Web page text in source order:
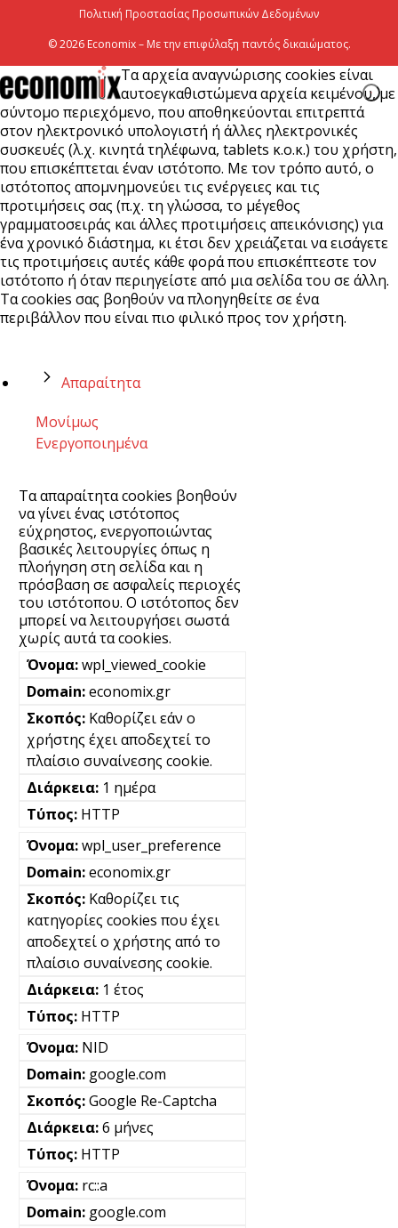
5 Αυγούστου 2026
Πολιτική Προστασίας Προσωπικών Δεδομένων
© 2026 Economix – Με την επιφύλαξη παντός δικαιώματος.
Τα αρχεία αναγνώρισης cookies είναι
αυτοεγκαθιστώμενα αρχεία κειμένου, με
σύντομο περιεχόμενο, που αποθηκεύονται επιτρεπτά
στον ηλεκτρονικό υπολογιστή ή άλλες ηλεκτρονικές
συσκευές (λ.χ. κινητά τηλέφωνα, tablets κ.ο.κ.) του χρήστη,
που επισκέπτεται έναν ιστότοπο. Με τον τρόπο αυτό, ο
ιστότοπος απομνημονεύει τις ενέργειες και τις
προτιμήσεις σας (π.χ. τη γλώσσα, το μέγεθος
γραμματοσειράς και άλλες προτιμήσεις απεικόνισης) για
ένα χρονικό διάστημα, κι έτσι δεν χρειάζεται να εισάγετε
τις προτιμήσεις αυτές κάθε φορά που επισκέπτεστε τον
ιστότοπο ή όταν περιηγείστε από μια σελίδα του σε άλλη.
Τα cookies σας βοηθούν να πλοηγηθείτε σε ένα
περιβάλλον που είναι πιο φιλικό προς τον χρήστη.
Απαραίτητα
Μονίμως
Ενεργοποιημένα
Τα απαραίτητα cookies βοηθούν
να γίνει ένας ιστότοπος
εύχρηστος, ενεργοποιώντας
βασικές λειτουργίες όπως η
πλοήγηση στη σελίδα και η
πρόσβαση σε ασφαλείς περιοχές
του ιστότοπου. Ο ιστότοπος δεν
μπορεί να λειτουργήσει σωστά
χωρίς αυτά τα cookies.
wpl_viewed_cookie
economix.gr
Καθορίζει εάν ο
χρήστης έχει αποδεχτεί το
πλαίσιο συναίνεσης cookie.
1 ημέρα
HTTP
wpl_user_preference
economix.gr
Καθορίζει τις
κατηγορίες cookies που έχει
αποδεχτεί ο χρήστης από το
πλαίσιο συναίνεσης cookie.
1 έτος
HTTP
NID
google.com
Google Re-Captcha
6 μήνες
HTTP
rc::a
google.com